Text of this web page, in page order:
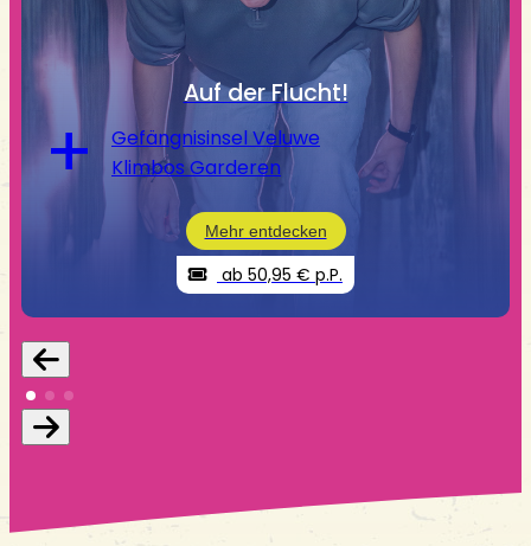
Auf der Flucht!
+
Gefängnisinsel Veluwe
Klimbos Garderen
Mehr entdecken
ab 50,95 € p.P.